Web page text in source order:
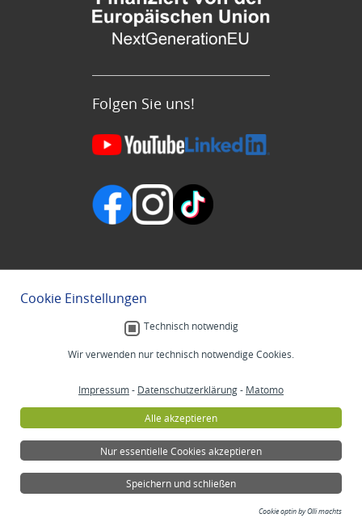
Folgen Sie uns!
Cookie Einstellungen
Technisch notwendig
Wir verwenden nur technisch notwendige Cookies.
Impressum- Datenschutzerklärung- Matomo
Alle akzeptieren
Nur essentielle Cookies akzeptieren
Speichern und schließen
Cookie optin by Olli machts